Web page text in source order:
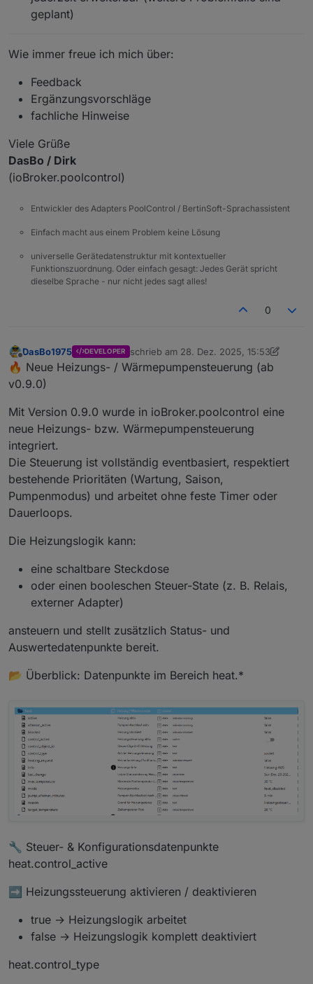
geplant)
Wie immer freue ich mich über:
Feedback
Ergänzungsvorschläge
fachliche Hinweise
Viele Grüße
DasBo / Dirk
(ioBroker.poolcontrol)
Entwickler des Adapters PoolControl / BertinSoft-Sprachassistent
Einfach macht aus einem Problem keine Lösung
universelle Gerätedatenstruktur mit kontextueller
Funktionszuordnung. Oder einfach gesagt: Jedes Gerät spricht
dieselbe Sprache - nur nicht jedes sagt alles!
0
Offline
DasBo1975 DEVELOPER schrieb am 28. Dez. 2025, 15:53
zuletzt editiert von DasBo1975
🔥 Neue Heizungs- / Wärmepumpensteuerung (ab
v0.9.0)
Mit Version 0.9.0 wurde in ioBroker.poolcontrol eine
neue Heizungs- bzw. Wärmepumpensteuerung
integriert.
Die Steuerung ist vollständig eventbasiert, respektiert
bestehende Prioritäten (Wartung, Saison,
Pumpenmodus) und arbeitet ohne feste Timer oder
Dauerloops.
Die Heizungslogik kann:
eine schaltbare Steckdose
oder einen booleschen Steuer-State (z. B. Relais,
externer Adapter)
ansteuern und stellt zusätzlich Status- und
Auswertedatenpunkte bereit.
📂 Überblick: Datenpunkte im Bereich heat.*
🔧 Steuer- & Konfigurationsdatenpunkte
heat.control_active
➡️ Heizungssteuerung aktivieren / deaktivieren
true → Heizungslogik arbeitet
false → Heizungslogik komplett deaktiviert
heat.control_type